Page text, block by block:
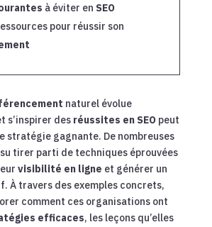
à éviter en SEO
pour réussir son
naturel évolue
s’inspirer des réussites en SEO peut
stratégie gagnante. De nombreuses
tirer parti de techniques éprouvées
visibilité en ligne et générer un
À travers des exemples concrets,
comment ces organisations ont
efficaces, les leçons qu’elles